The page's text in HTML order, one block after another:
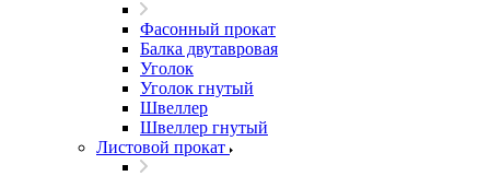
Фасонный прокат
Балка двутавровая
Уголок
Уголок гнутый
Швеллер
Швеллер гнутый
Листовой прокат